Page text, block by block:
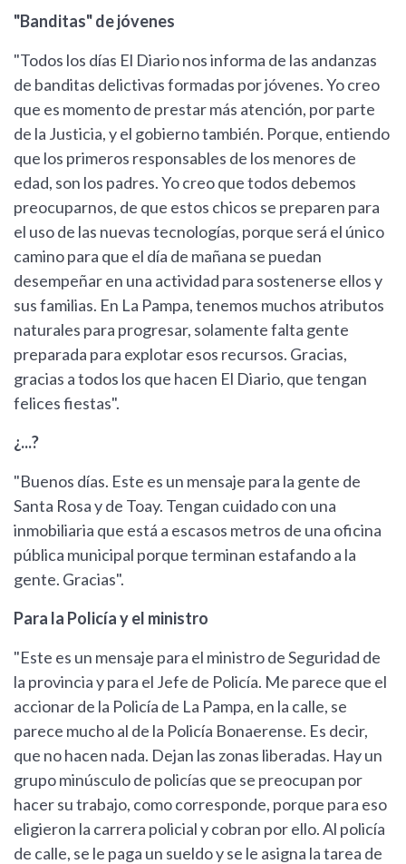
"Banditas" de jóvenes
"Todos los días El Diario nos informa de las andanzas
de banditas delictivas formadas por jóvenes. Yo creo
que es momento de prestar más atención, por parte
de la Justicia, y el gobierno también. Porque, entiendo
que los primeros responsables de los menores de
edad, son los padres. Yo creo que todos debemos
preocuparnos, de que estos chicos se preparen para
el uso de las nuevas tecnologías, porque será el único
camino para que el día de mañana se puedan
desempeñar en una actividad para sostenerse ellos y
sus familias. En La Pampa, tenemos muchos atributos
naturales para progresar, solamente falta gente
preparada para explotar esos recursos. Gracias,
gracias a todos los que hacen El Diario, que tengan
felices fiestas".
¿...?
"Buenos días. Este es un mensaje para la gente de
Santa Rosa y de Toay. Tengan cuidado con una
inmobiliaria que está a escasos metros de una oficina
pública municipal porque terminan estafando a la
gente. Gracias".
Para la Policía y el ministro
"Este es un mensaje para el ministro de Seguridad de
la provincia y para el Jefe de Policía. Me parece que el
accionar de la Policía de La Pampa, en la calle, se
parece mucho al de la Policía Bonaerense. Es decir,
que no hacen nada. Dejan las zonas liberadas. Hay un
grupo minúsculo de policías que se preocupan por
hacer su trabajo, como corresponde, porque para eso
eligieron la carrera policial y cobran por ello. Al policía
de calle, se le paga un sueldo y se le asigna la tarea de